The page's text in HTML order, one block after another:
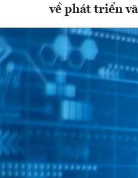
về phát triển